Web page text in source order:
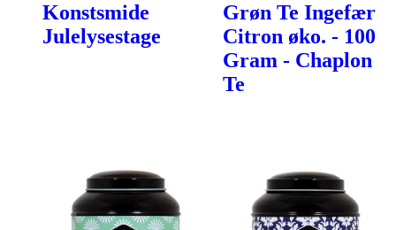
Konstsmide
Julelysestage
Grøn Te Ingefær
Citron øko. - 100
Gram - Chaplon
Te